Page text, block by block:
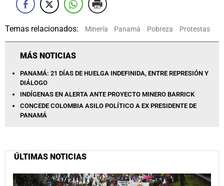
Temas relacionados: Minería Panamá Pobreza Protestas
MÁS NOTICIAS
PANAMÁ: 21 DÍAS DE HUELGA INDEFINIDA, ENTRE REPRESIÓN Y
DIÁLOGO
INDÍGENAS EN ALERTA ANTE PROYECTO MINERO BARRICK
CONCEDE COLOMBIA ASILO POLÍTICO A EX PRESIDENTE DE
PANAMÁ
ÚLTIMAS NOTICIAS